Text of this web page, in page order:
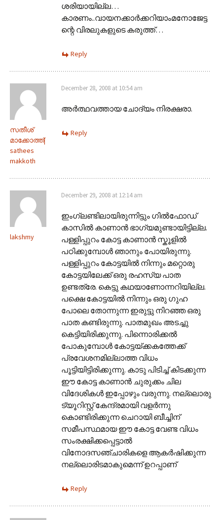
ശരിയായില്ല…
കാരണം..വായനക്കാര്‍ക്കറിയാംമനോജേട്ട
ന്റെ വിരലുകളുടെ കരുത്ത്…
Reply
സതീശ്
മാക്കോത്ത്|
sathees
makkoth
December 28, 2008 at 10:54 am
അർത്ഥവത്തായ ചോദ്യം നിരക്ഷരാ.
Reply
lakshmy
December 29, 2008 at 12:14 am
ഇംഗ്ലണ്ടിലായിരുന്നിട്ടും ഗിൽഫോഡ്
കാസിൽ കാണാൻ ഭാഗ്യമുണ്ടായിട്ടില്ല.
പള്ളിപ്പുറം കോട്ട കാണാൻ സ്കൂളിൽ
പഠിക്കുമ്പോൾ ഞാനും പോയിരുന്നു.
പള്ളിപ്പുറം കോട്ടയിൽ നിന്നും മറ്റൊരു
കോട്ടയിലേക്ക് ഒരു രഹസ്യ പാത
ഉണ്ടത്രേ. കെട്ടു കഥയാണോന്നറിയില്ല.
പക്ഷെ കോട്ടയിൽ നിന്നും ഒരു ഗുഹ
പോലെ തോന്നുന്ന ഇരുട്ടു നിറഞ്ഞ ഒരു
പാത കണ്ടിരുന്നു. പാതമുഖം അടച്ചു
കെട്ടിയിരിക്കുന്നു. പിന്നൊരിക്കൽ
പോകുമ്പോൾ കോട്ടയ്ക്കകത്തേക്ക്
പ്രവേശനമില്ലാത്ത വിധം
പൂട്ടിയിട്ടിരിക്കുന്നു. കാടു പിടിച്ച് കിടക്കുന്ന
ഈ കോട്ട കാണാൻ ചുരുക്കം ചില
വിദേശികൾ ഇപ്പോഴും വരുന്നു. നല്ലൊരു
ട്യൂറിസ്റ്റ് കേന്ദ്രമായി വളർന്നു
കൊണ്ടിരിക്കുന്ന ചെറായി ബീച്ചിന്
സമീപസ്ഥമായ ഈ കോട്ട വേണ്ട വിധം
സംരക്ഷിക്കപ്പെട്ടാൽ
വിനോദസഞ്ചാരികളെ ആകർഷിക്കുന്ന
നല്ലൊരിടമാകുമെന്ന് ഉറപ്പാണ്
Reply